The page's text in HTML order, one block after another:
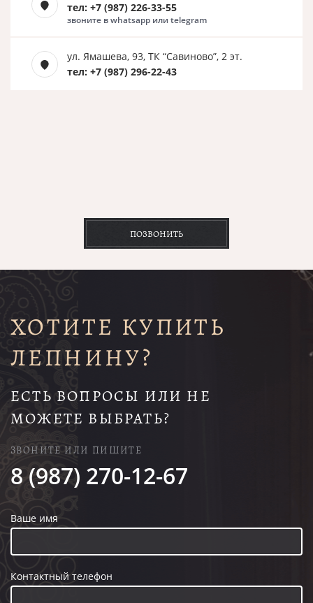
тел: +7 (987) 226-33-55
звоните в whatsapp или telegram
ул. Ямашева, 93, ТК “Савиново”, 2 эт.
тел: +7 (987) 296-22-43
ПОЗВОНИТЬ
ХОТИТЕ КУПИТЬ
ЛЕПНИНУ?
ЕСТЬ ВОПРОСЫ ИЛИ НЕ
МОЖЕТЕ ВЫБРАТЬ?
ЗВОНИТЕ ИЛИ ПИШИТЕ
8 (987) 270-12-67
Ваше имя
Контактный телефон